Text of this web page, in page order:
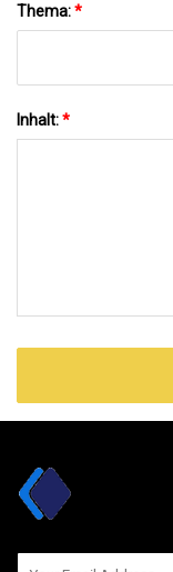
Thema:*
Inhalt:*